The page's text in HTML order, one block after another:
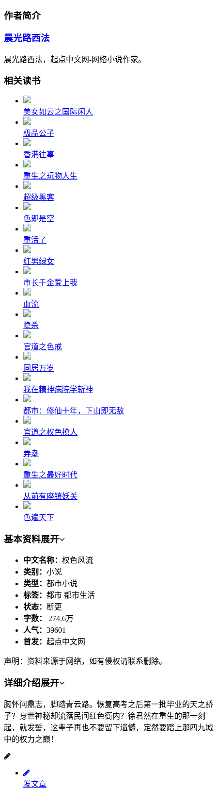
作者简介
晨光路西法
晨光路西法，起点中文网-网络小说作家。
相关读书
美女如云之国际闲人
极品公子
香港往事
重生之玩物人生
超级黑客
色即是空
重活了
红男绿女
市长千金爱上我
血流
隐杀
官道之色戒
同居万岁
我在精神病院学斩神
都市：修仙十年，下山即无敌
官道之权色撩人
弄潮
重生之最好时代
从前有座镇妖关
色遍天下
基本资料展开
中文名称： 权色风流
类别： 小说
类型： 都市小说
标签： 都市 都市生活
状态：
断更
字数： 274.6万
人气： 39601
首发： 起点中文网
声明：资料来源于网络，如有侵权请联系删除。
详细介绍展开
胸怀问鼎志，脚踏青云路。恢复高考之后第一批毕业的天之骄
子？身世神秘却流落民间红色衙内？徐君然在重生的那一刻
起，就发誓，这辈子再也不要留下遗憾，定然要踏上那四九城
中的权力之巅！
发文章